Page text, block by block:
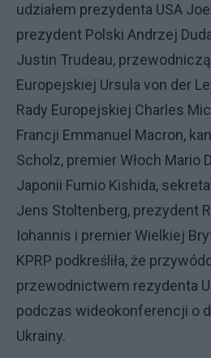
udziałem prezydenta USA
prezydent Polski Andrzej
Justin Trudeau,
Europejskiej Ursula von der
Rady Europejskiej Charles
Francji Emmanuel Macron,
Scholz, premier Włoch Mario
Japonii Fumio Kishida,
Jens Stoltenberg, prezydent
Iohannis i premier Wielkiej
KPRP podkreśliła, że
przewodnictwem rezydenta
podczas wideokonferencji o
Ukrainy.